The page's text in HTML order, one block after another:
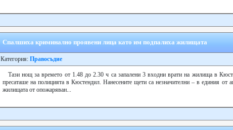
Спалшиха криминално проявени лица като им подпалиха жилищата
Категория: Правосъдие
Тази нощ за времето от 1.48 до 2.30 ч са запалени 3 входни врати на жилища в
пресаташе на полицията в Кюстендил. Нанесените щети са незначителни – в единия от
жилищата от опожаряван...